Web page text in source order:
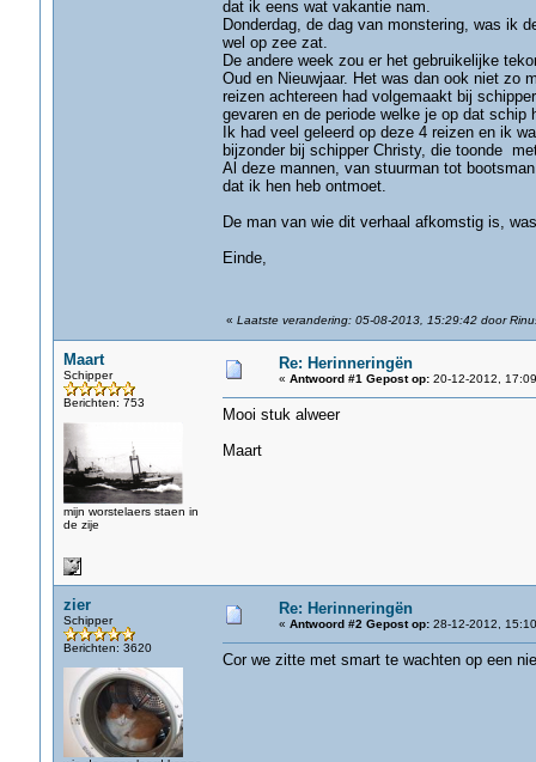
dat ik eens wat vakantie nam.
Donderdag, de dag van monstering, was ik
wel op zee zat.
De andere week zou er het gebruikelijke
Oud en Nieuwjaar. Het was dan ook niet zo
reizen achtereen had volgemaakt bij
gevaren en de periode welke je op dat
Ik had veel geleerd op deze 4 reizen en ik
bijzonder bij schipper Christy, die toonde
Al deze mannen, van stuurman tot
dat ik hen heb ontmoet.
De man van wie dit verhaal afkomstig is,
Einde,
« Laatste verandering: 05-08-2013, 15:29:42 door
Maart
Schipper
Berichten: 753
mijn worstelaers staen in
de zije
Re: Herinneringën
« Antwoord #1 Gepost op:20-12-2012,
Mooi stuk alweer
Maart
zier
Schipper
Berichten: 3620
Re: Herinneringën
« Antwoord #2 Gepost op:28-12-2012,
Cor we zitte met smart te wachten op een